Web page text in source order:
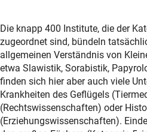
Die knapp 400 Institute, die der
zugeordnet sind, bündeln
allgemeinen Verständnis von
etwa Slawistik, Sorabistik,
finden sich hier aber auch viele
Krankheiten des Geflügels
(Rechtswissenschaften) oder
(Erziehungswissenschaften).